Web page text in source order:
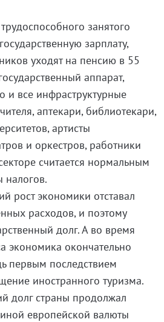
занятого
зарплату,
уходят на пенсию в 55
аппарат,
и все инфраструктурные
аптекари, библиотекари,
артисты
и оркестров, работники
считается нормальным
налогов.
рост экономики отставал
расходов, и поэтому
долг. А во время
экономика окончательно
первым последствием
иностранного туризма.
долг страны продолжал
европейской валюты